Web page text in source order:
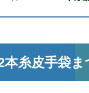
糸皮手袋